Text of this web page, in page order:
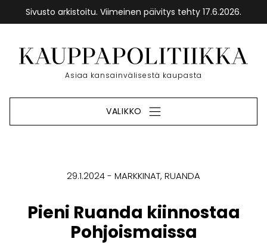
Sivusto arkistoitu. Viimeinen päivitys tehty 17.6.2026.
sisältöön
Etusivu
Asiaa kansainvälisestä kaupasta
VALIKKO
29.1.2024 MARKKINAT RUANDA
Pieni Ruanda kiinnostaa
Pohjoismaissa